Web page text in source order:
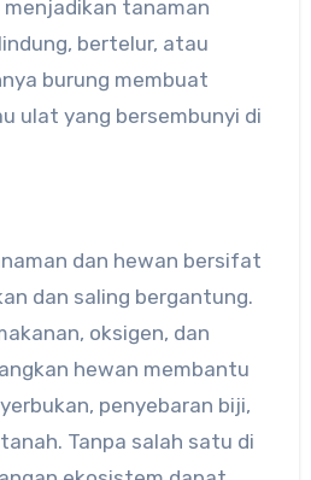
menjadikan tanaman
bertelur, atau
burung membuat
ulat yang bersembunyi di
dan hewan bersifat
dan saling bergantung.
oksigen, dan
hewan membantu
penyebaran biji,
Tanpa salah satu di